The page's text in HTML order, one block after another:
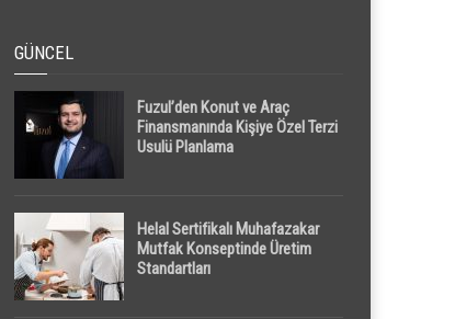
GÜNCEL
Fuzul’den Konut ve Araç
Finansmanında Kişiye Özel Terzi
Usulü Planlama
Helal Sertifikalı Muhafazakar
Mutfak Konseptinde Üretim
Standartları